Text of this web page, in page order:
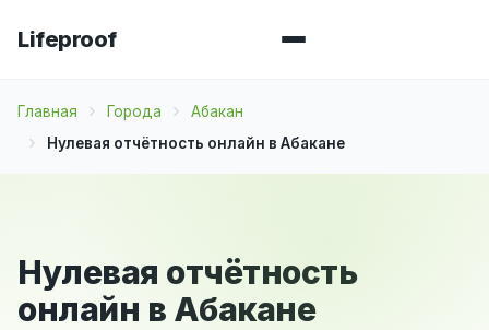
Lifeproof
Главная Города
Абакан
Нулевая отчётность онлайн в Абакане
Нулевая отчётность
онлайн в Абакане